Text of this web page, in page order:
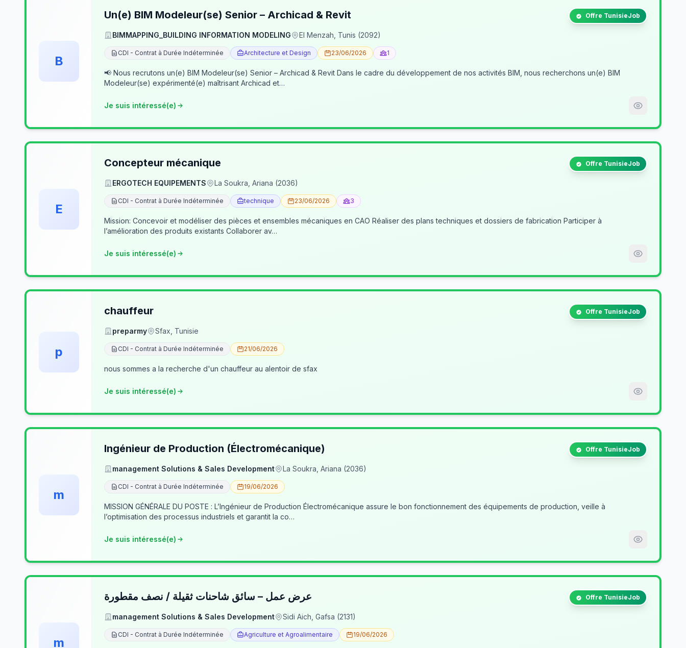
B
Un(e) BIM Modeleur(se) Senior – Archicad & Revit Offre TunisieJob
BIMMAPPING_BUILDING INFORMATION MODELING El Menzah, Tunis (2092)
CDI - Contrat à Durée Indéterminée Architecture et Design 23/06/2026 1
📢 Nous recrutons un(e) BIM Modeleur(se) Senior – Archicad & Revit Dans le cadre du développement de nos activités BIM, nous recherchons un(e) BIM
Modeleur(se) expérimenté(e) maîtrisant Archicad et…
Je suis intéressé(e)
E
Concepteur mécanique Offre TunisieJob
ERGOTECH EQUIPEMENTS La Soukra, Ariana (2036)
CDI - Contrat à Durée Indéterminée technique 23/06/2026 3
Mission: Concevoir et modéliser des pièces et ensembles mécaniques en CAO Réaliser des plans techniques et dossiers de fabrication Participer à
l’amélioration des produits existants Collaborer av…
Je suis intéressé(e)
p
chauffeur Offre TunisieJob
preparmy Sfax, Tunisie
CDI - Contrat à Durée Indéterminée 21/06/2026
nous sommes a la recherche d'un chauffeur au alentoir de sfax
Je suis intéressé(e)
m
Ingénieur de Production (Électromécanique) Offre TunisieJob
management Solutions & Sales Development La Soukra, Ariana (2036)
CDI - Contrat à Durée Indéterminée 19/06/2026
MISSION GÉNÉRALE DU POSTE : L’Ingénieur de Production Électromécanique assure le bon fonctionnement des équipements de production, veille à
l’optimisation des processus industriels et garantit la co…
Je suis intéressé(e)
m
عرض عمل – سائق شاحنات ثقيلة / نصف مقطورة Offre TunisieJob
management Solutions & Sales Development Sidi Aich, Gafsa (2131)
CDI - Contrat à Durée Indéterminée Agriculture et Agroalimentaire 19/06/2026